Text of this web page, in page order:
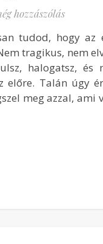
hozzászólás
tudod, hogy az
tragikus, nem
halogatsz, és
előre. Talán úgy
meg azzal, ami